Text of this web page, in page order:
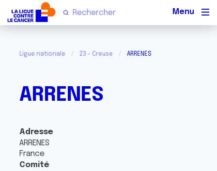
Ligue nationale 23 - Creuse ARRENES
ARRENES
Adresse
ARRENES
France
Comité